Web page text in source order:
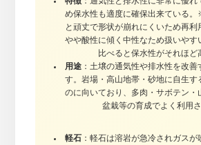
め保水性も適度に確保出来ている
と頑丈で形状が崩れにくいため再利
やや酸性に傾く中性なため扱いやす
比べると保水性がそれほど
用途 ：土壌の通気性や排水性を改善
す。岩場・高山地帯・砂地に自生す
のに向いており、多肉・サボテン・
盆栽等の育成でよく利用さ
軽石 ：軽石は溶岩が急冷されガス